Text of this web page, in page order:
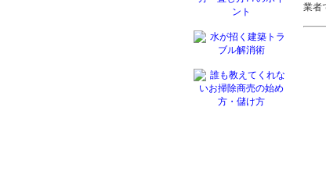
業者